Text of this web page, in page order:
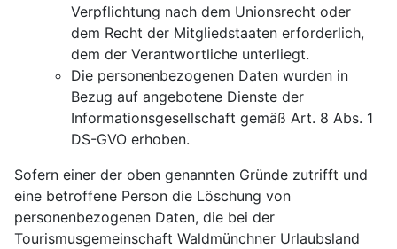
Verpflichtung nach dem Unionsrecht oder
dem Recht der Mitgliedstaaten erforderlich,
dem der Verantwortliche unterliegt.
Die personenbezogenen Daten wurden in
Bezug auf angebotene Dienste der
Informationsgesellschaft gemäß Art. 8 Abs. 1
DS-GVO erhoben.
Sofern einer der oben genannten Gründe zutrifft und
eine betroffene Person die Löschung von
personenbezogenen Daten, die bei der
Tourismusgemeinschaft Waldmünchner Urlaubsland